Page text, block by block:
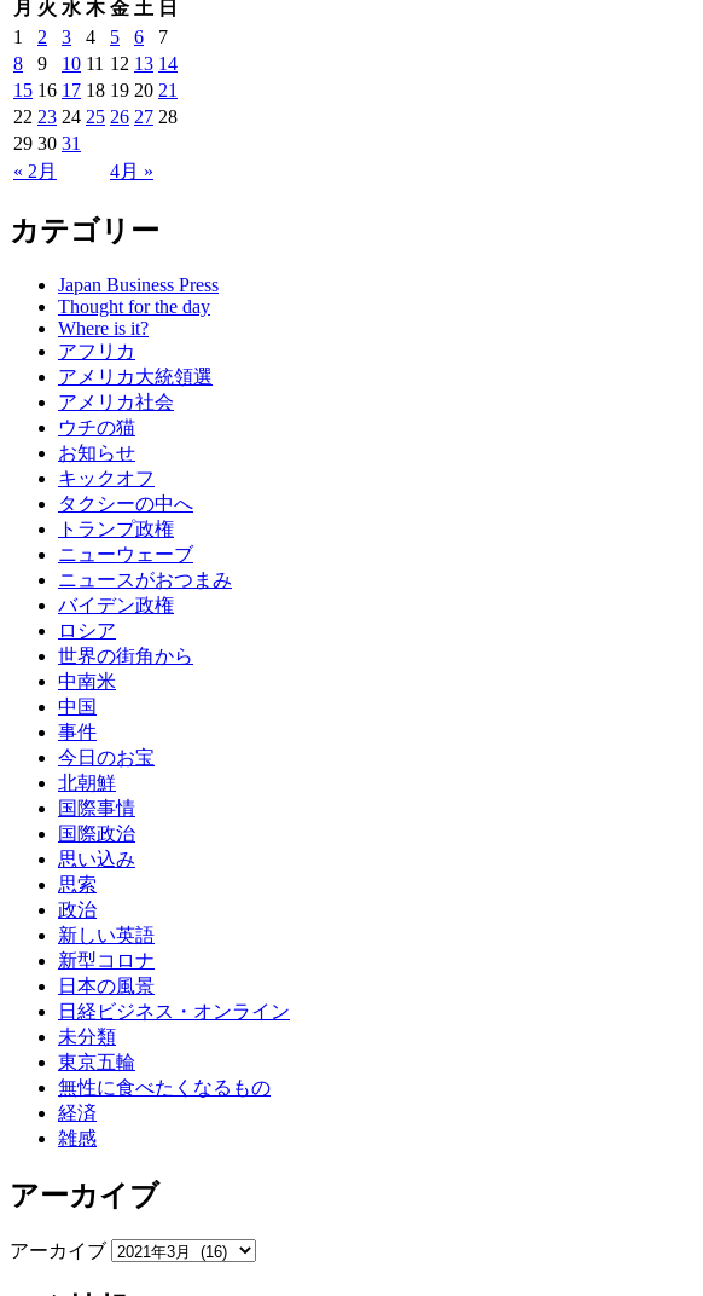
月 火 水 木 金 土 日
« 2月 4月 »
1 2 3 4 5 6
7
8
9 10 11 12 13 14
15 16 17 18 19 20 21
22 23 24 25 26 27 28
29 30 31
カテゴリー
Japan Business Press
Thought for the day
Where is it?
アフリカ
アメリカ大統領選
アメリカ社会
ウチの猫
お知らせ
キックオフ
タクシーの中へ
トランプ政権
ニューウェーブ
ニュースがおつまみ
バイデン政権
ロシア
世界の街角から
中南米
中国
事件
今日のお宝
北朝鮮
国際事情
国際政治
思い込み
思索
政治
新しい英語
新型コロナ
日本の風景
日経ビジネス・オンライン
未分類
東京五輪
無性に食べたくなるもの
経済
雑感
アーカイブ
アーカイブ